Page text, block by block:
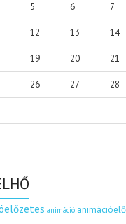
5 6 7
12 13 14
19 20 21
26 27 28
animáció